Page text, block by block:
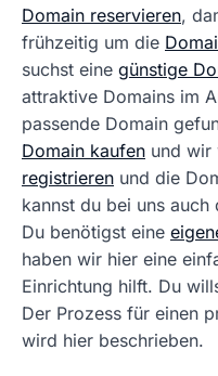
Domain reservieren,
frühzeitig um die
suchst eine günstige
attraktive Domains im
passende Domain
Domain kaufen und wir
registrieren und die
kannst du bei uns
Du benötigst eine
haben wir hier eine
Einrichtung hilft. Du
Der Prozess für einen
wird hier beschrieben.